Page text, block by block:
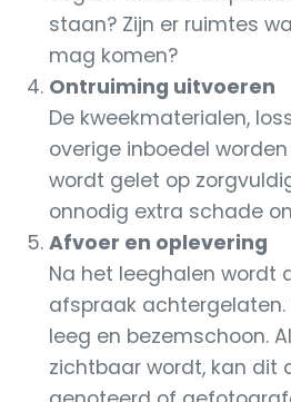
staan? Zijn er ruimtes
mag komen?
Ontruiming uitvoeren
De kweekmaterialen,
overige inboedel
wordt gelet op
onnodig extra schade
Afvoer en oplevering
Na het leeghalen wordt
afspraak
leeg en bezemschoon.
zichtbaar wordt, kan dit